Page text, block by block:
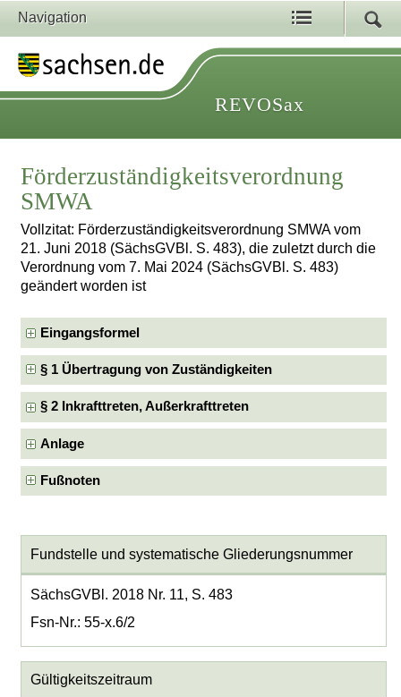
Navigation
REVOSax
Förderzuständigkeitsverordnung
SMWA
Vollzitat: Förderzuständigkeitsverordnung SMWA vom
21. Juni 2018 (SächsGVBl. S. 483), die zuletzt durch die
Verordnung vom 7. Mai 2024 (SächsGVBl. S. 483)
geändert worden ist
Eingangsformel
§ 1 Übertragung von Zuständigkeiten
§ 2 Inkrafttreten, Außerkrafttreten
Anlage
Fußnoten
Fundstelle und systematische Gliederungsnummer
SächsGVBl. 2018 Nr. 11, S. 483
Fsn-Nr.: 55-x.6/2
Gültigkeitszeitraum